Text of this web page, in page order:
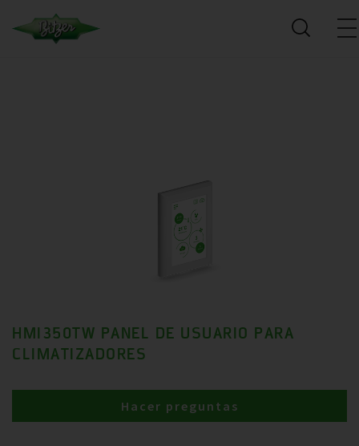
HMI350TW PANEL DE USUARIO PARA
CLIMATIZADORES
Hacer preguntas